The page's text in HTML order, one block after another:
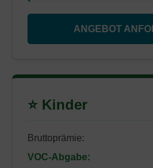
ANGEBOT
⭐ Kinder
Bruttoprämie:
VOC-Abgabe: